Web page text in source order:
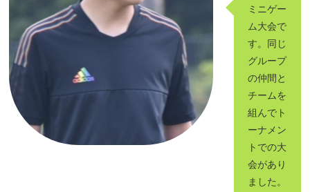
ミニゲー
ム大会で
す。同じ
グループ
の仲間と
チームを
組んでト
ーナメン
トでの大
会があり
ました。